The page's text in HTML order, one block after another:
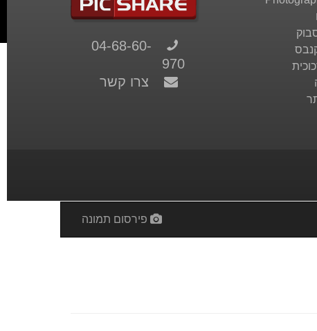
04-68-60-
970
צרו קשר
פירסום תמונה